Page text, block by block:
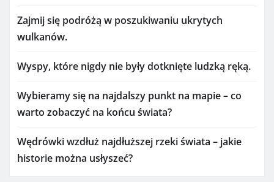
Zajmij się podróżą w poszukiwaniu ukrytych
wulkanów.
Wyspy, które nigdy nie były dotknięte ludzką ręką.
Wybieramy się na najdalszy punkt na mapie – co
warto zobaczyć na końcu świata?
Wędrówki wzdłuż najdłuższej rzeki świata – jakie
historie można usłyszeć?